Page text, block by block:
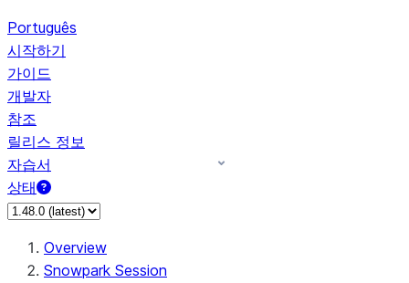
Português
시작하기
가이드
개발자
참조
릴리스 정보
자습서
상태
Overview
Snowpark Session